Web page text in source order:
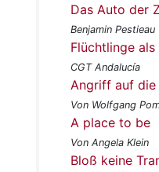
Das Auto der
Benjamin Pestieau
Flüchtlinge als
CGT Andalucía
Angriff auf die
Von Wolfgang
A place to be
Von Angela Klein
Bloß keine